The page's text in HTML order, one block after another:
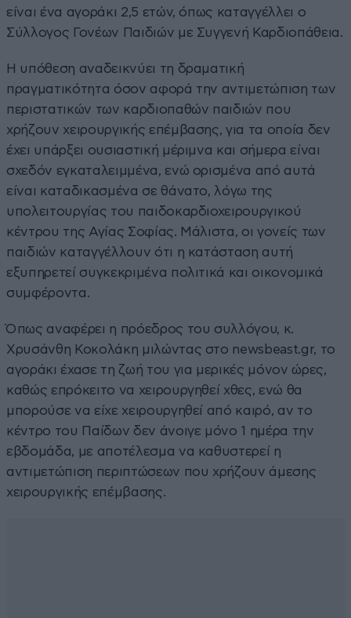
είναι ένα αγοράκι 2,5 ετών, όπως καταγγέλλει ο
Σύλλογος Γονέων Παιδιών με Συγγενή Καρδιοπάθεια.
Η υπόθεση αναδεικνύει τη δραματική
πραγματικότητα όσον αφορά την αντιμετώπιση των
περιστατικών των καρδιοπαθών παιδιών που
χρήζουν χειρουργικής επέμβασης, για τα οποία δεν
έχει υπάρξει ουσιαστική μέριμνα και σήμερα είναι
σχεδόν εγκαταλειμμένα, ενώ ορισμένα από αυτά
είναι καταδικασμένα σε θάνατο, λόγω της
υπολειτουργίας του παιδοκαρδιοχειρουργικού
κέντρου της Αγίας Σοφίας. Μάλιστα, οι γονείς των
παιδιών καταγγέλλουν ότι η κατάσταση αυτή
εξυπηρετεί συγκεκριμένα πολιτικά και οικονομικά
συμφέροντα.
Όπως αναφέρει η πρόεδρος του συλλόγου, κ.
Χρυσάνθη Κοκολάκη μιλώντας στο newsbeast.gr, το
αγοράκι έχασε τη ζωή του για μερικές μόνον ώρες,
καθώς επρόκειτο να χειρουργηθεί χθες, ενώ θα
μπορούσε να είχε χειρουργηθεί από καιρό, αν το
κέντρο του Παίδων δεν άνοιγε μόνο 1 ημέρα την
εβδομάδα, με αποτέλεσμα να καθυστερεί η
αντιμετώπιση περιπτώσεων που χρήζουν άμεσης
χειρουργικής επέμβασης.